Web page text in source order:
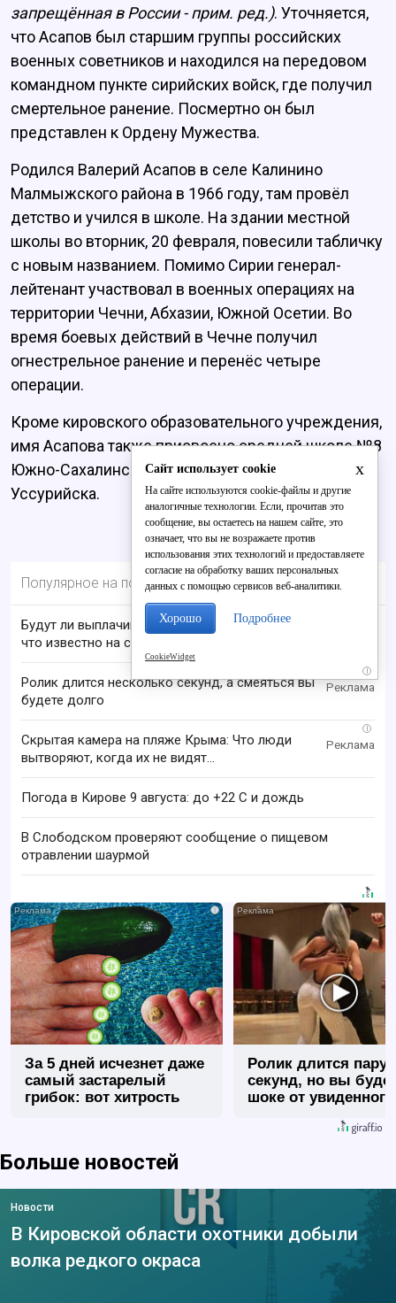
запрещённая в России - прим. ред.). Уточняется,
что Асапов был старшим группы российских
военных советников и находился на передовом
командном пункте сирийских войск, где получил
смертельное ранение. Посмертно он был
представлен к Ордену Мужества.
Родился Валерий Асапов в селе Калинино
Малмыжского района в 1966 году, там провёл
детство и учился в школе. На здании местной
школы во вторник, 20 февраля, повесили табличку
с новым названием. Помимо Сирии генерал-
лейтенант участвовал в военных операциях на
территории Чечни, Абхазии, Южной Осетии. Во
время боевых действий в Чечне получил
огнестрельное ранение и перенёс четыре
операции.
Кроме кировского образовательного учреждения,
имя Асапова также присвоено средней школе №8
Южно-Сахалинска и средней школе №25
Уссурийска.
Популярное на портале
Будут ли выплачивать 13-ю пенсию в 2026 году:
что известно на сегодня
i
Ролик длится несколько секунд, а смеяться вы
будете долго
i
Скрытая камера на пляже Крыма: Что люди
вытворяют, когда их не видят...
Погода в Кирове 9 августа: до +22 C и дождь
В Слободском проверяют сообщение о пищевом
отравлении шаурмой
i
За 5 дней исчезнет даже
самый застарелый
грибок: вот хитрость
Ролик длится пару
секунд, но вы
шоке от увиденного
Больше новостей
Новости
В Кировской области охотники добыли
волка редкого окраса
x
Сайт использует cookie
На сайте используются cookie-файлы и другие
аналогичные технологии. Если, прочитав это
сообщение, вы остаетесь на нашем сайте, это
означает, что вы не возражаете против
использования этих технологий и предоставляете
согласие на обработку ваших персональных
данных с помощью сервисов веб-аналитики.
Хорошо Подробнее
CookieWidget